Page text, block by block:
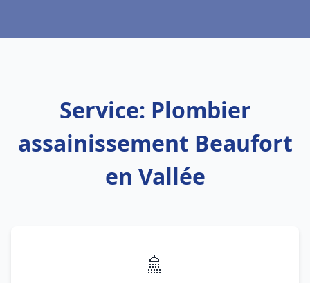
Service: Plombier
assainissement Beaufort
en Vallée
🚿